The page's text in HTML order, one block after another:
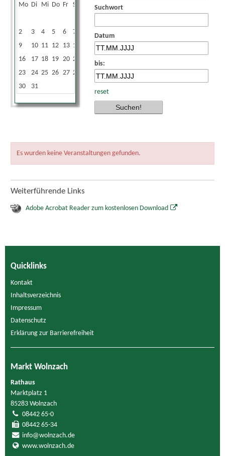
Mo Di Mi Do Fr Sa
2
3 4 5 6 7
9
10 11 12 13 14
16
17 18 19 20 21
23
24 25 26 27 28
30
31
Suchwort
Datum
bis:
reset
Es wurden keine Veranstaltungen gefunden.
Weiterführende Links
Adobe Acrobat Reader zum kostenlosen Download
Quicklinks
Kontakt
Inhaltsverzeichnis
Impressum
Datenschutz
Erklärung zur Barrierefreiheit
Markt Wolnzach
Rathaus
Marktplatz 1
85283 Wolnzach
08442 65-0
08442 65-34
info@wolnzach.de
www.wolnzach.de